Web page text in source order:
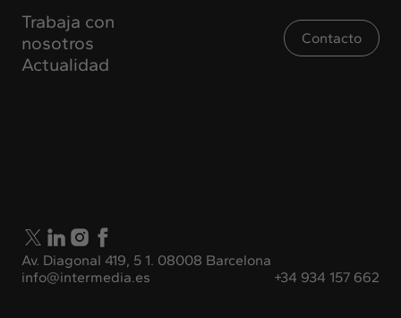
Trabaja con
nosotros
Actualidad
Contacto
Av. Diagonal 419, 5 1. 08008 Barcelona
info@intermedia.es
+34 934 157 662